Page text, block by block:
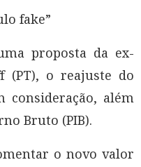
fake”
proposta da ex-
(PT), o reajuste do
consideração, além
Bruto (PIB).
o novo valor